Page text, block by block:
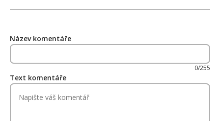
Název komentáře
0/255
Text komentáře